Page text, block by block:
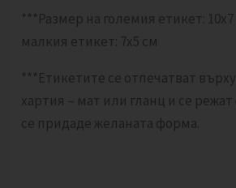
***Размер на големия етикет:
малкия етикет: 7х5 см
***Етикетите се отпечатват
хартия – мат или гланц и се режат
се придаде желаната форма.